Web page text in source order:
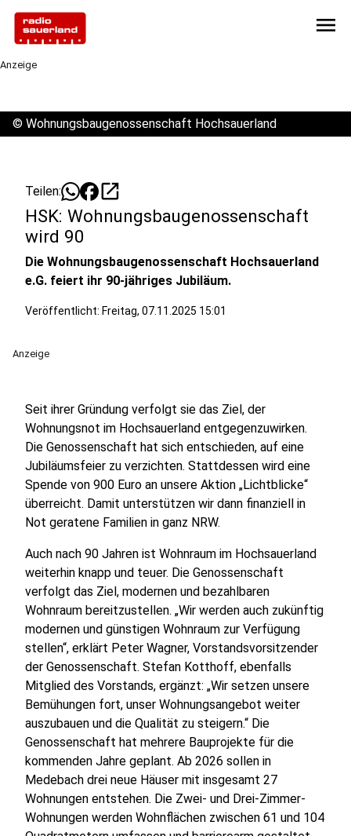
menu
Anzeige
© Wohnungsbaugenossenschaft Hochsauerland
Teilen: open_in_new
HSK: Wohnungsbaugenossenschaft
wird 90
Die Wohnungsbaugenossenschaft Hochsauerland
e.G. feiert ihr 90-jähriges Jubiläum.
Veröffentlicht: Freitag, 07.11.2025 15:01
Anzeige
Seit ihrer Gründung verfolgt sie das Ziel, der
Wohnungsnot im Hochsauerland entgegenzuwirken.
Die Genossenschaft hat sich entschieden, auf eine
Jubiläumsfeier zu verzichten. Stattdessen wird eine
Spende von 900 Euro an unsere Aktion „Lichtblicke“
überreicht. Damit unterstützen wir dann finanziell in
Not geratene Familien in ganz NRW.
Auch nach 90 Jahren ist Wohnraum im Hochsauerland
weiterhin knapp und teuer. Die Genossenschaft
verfolgt das Ziel, modernen und bezahlbaren
Wohnraum bereitzustellen. „Wir werden auch zukünftig
modernen und günstigen Wohnraum zur Verfügung
stellen“, erklärt Peter Wagner, Vorstandsvorsitzender
der Genossenschaft. Stefan Kotthoff, ebenfalls
Mitglied des Vorstands, ergänzt: „Wir setzen unsere
Bemühungen fort, unser Wohnungsangebot weiter
auszubauen und die Qualität zu steigern.“ Die
Genossenschaft hat mehrere Bauprojekte für die
kommenden Jahre geplant. Ab 2026 sollen in
Medebach drei neue Häuser mit insgesamt 27
Wohnungen entstehen. Die Zwei- und Drei-Zimmer-
Wohnungen werden Wohnflächen zwischen 61 und 104